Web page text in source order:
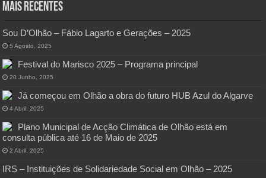
Mais Recentes
Sou D’Olhão – Fábio Lagarto e Gerações – 2025
5 Agosto, 2025
Festival do Marisco 2025 – Programa principal
20 Junho, 2025
Já começou em Olhão a obra do futuro HUB Azul do Algarve
4 Abril, 2025
Plano Municipal de Acção Climática de Olhão está em
consulta pública até 16 de Maio de 2025
2 Abril, 2025
IRS – Instituições de Solidariedade Social em Olhão – 2025